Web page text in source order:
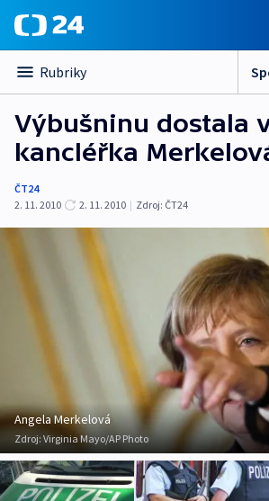
Rubriky
Výbušninu dostala
kancléřka
ČT24
2. 11. 2010
2. 11. 2010 | Zdroj: ČT24
Angela Merkelová
Zdroj: Virginia Mayo/AP Photo